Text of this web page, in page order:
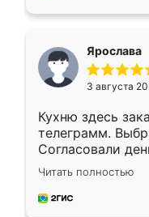
Ярослава
3 августа
Кухню здесь
телеграмм.
Согласовали
недели кухня
довольны
мебель за
Читать полностью